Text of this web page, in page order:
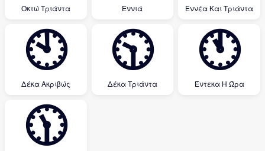
Οκτώ Τριάντα Εννιά Εννέα Και Τριάντα
🕙
Δέκα Ακριβώς
🕥
Δέκα Τριάντα
🕚
Έντεκα Η Ώρα
🕦